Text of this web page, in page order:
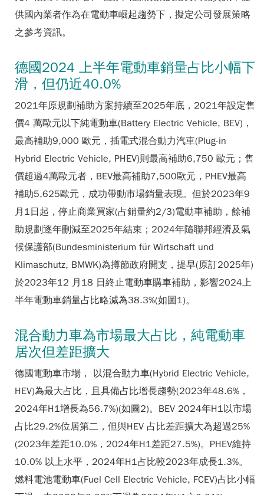
供國內業者作為在電動車崛起趨勢下，擬定公司發展策略
之參考資訊。
德國2024 上半年電動車銷量占比小幅下
滑，但仍近40.0%
2021年原規劃補助方案持續至2025年底，2021年設定售
價4 萬歐元以下純電動車(Battery Electric Vehicle, BEV)，
最高補助9,000 歐元，插電式混合動力汽車(Plug-in
Hybrid Electric Vehicle, PHEV)則最高補助6,750 歐元；售
價超過4萬歐元者，BEV最高補助7,500歐元，PHEV最高
補助5,625歐元，成功帶動市場銷量表現。但於2023年9
月1日起，停止商業買家(占銷量約2/3)電動車補助，餘補
助規劃逐年刪減至2025年結束；2024年隨聯邦經濟及氣
候保護部(Bundesministerium für Wirtschaft und
Klimaschutz, BMWK)為撙節政府開支，提早(原訂2025年)
於2023年12 月18 日終止電動車購車補助，影響2024上
半年電動車銷量占比略減為38.3%(如圖1)。
混合動力車為市場最大占比，純電動車
居次但差距擴大
德國電動車市場， 以混合動力車(Hybrid Electric Vehicle,
HEV)為最大占比，且具備占比增長趨勢(2023年48.6%，
2024年H1增長為56.7%)(如圖2)。BEV 2024年H1以市場
占比29.2%位居第二，但與HEV 占比差距擴大為超過25%
(2023年差距10.0%，2024年H1差距27.5%)。PHEV維持
10.0% 以上水平，2024年H1占比較2023年成長1.3%。
燃料電池電動車(Fuel Cell Electric Vehicle, FCEV)占比小幅